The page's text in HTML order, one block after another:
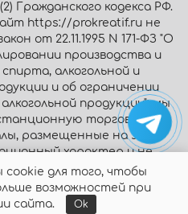
Гражданского кодекса РФ.
https://prokreatif.ru не
от 22.11.1995 N 171-ФЗ "О
производства и
алкогольной и
и об ограничении
продукции": мы
торговлю
размещенные на этом
характер и не
офертой.
2026. Все права
cookie для того, чтобы
возможностей при
сайта.
Ok